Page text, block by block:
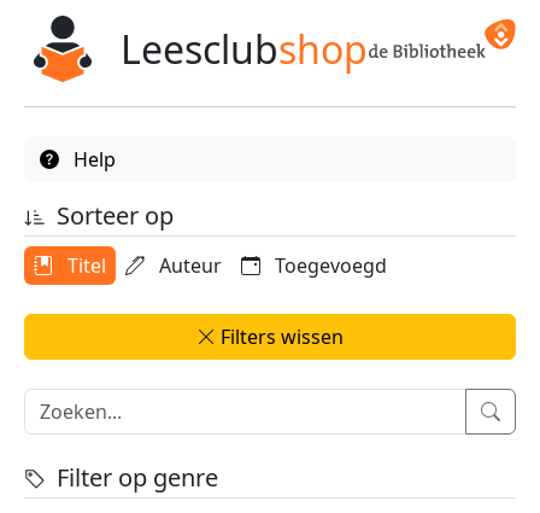
Leesclubshop
Help
Sorteer op
Titel Auteur Toegevoegd
Filters wissen
Filter op genre